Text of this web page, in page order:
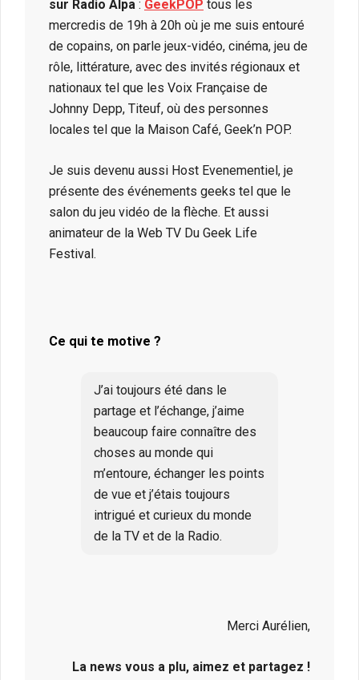
sur Radio Alpa : GeekPOP tous les
mercredis de 19h à 20h où je me suis entouré
de copains, on parle jeux-vidéo, cinéma, jeu de
rôle, littérature, avec des invités régionaux et
nationaux tel que les Voix Française de
Johnny Depp, Titeuf, où des personnes
locales tel que la Maison Café, Geek’n POP.
Je suis devenu aussi Host Evenementiel, je
présente des événements geeks tel que le
salon du jeu vidéo de la flèche. Et aussi
animateur de la Web TV Du Geek Life
Festival.
Ce qui te motive ?
J’ai toujours été dans le
partage et l’échange, j’aime
beaucoup faire connaître des
choses au monde qui
m’entoure, échanger les points
de vue et j’étais toujours
intrigué et curieux du monde
de la TV et de la Radio.
Merci Aurélien,
La news vous a plu, aimez et partagez !